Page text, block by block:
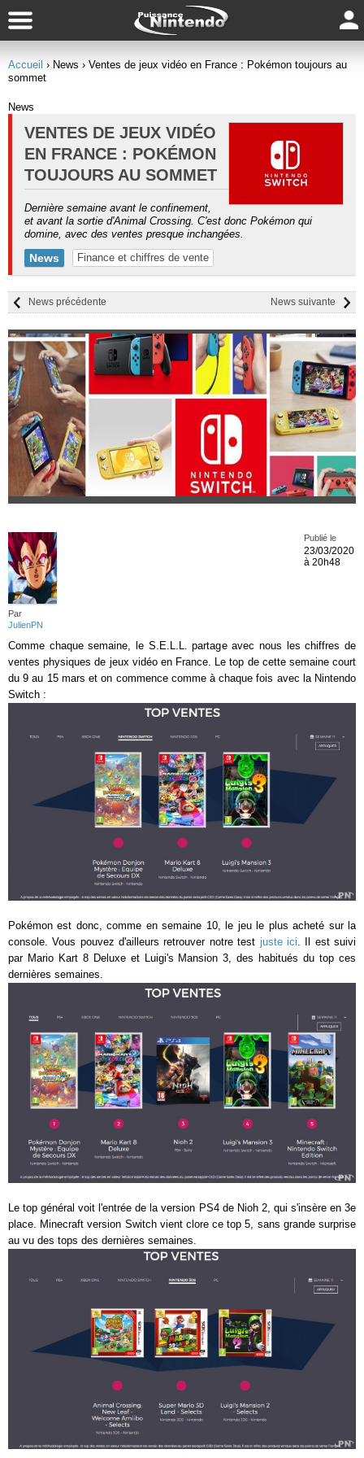
Accueil › News › Ventes de jeux vidéo en France : Pokémon toujours au
sommet
News
VENTES DE JEUX VIDÉO
EN FRANCE : POKÉMON
TOUJOURS AU SOMMET
Dernière semaine avant le confinement,
et avant la sortie d'Animal Crossing. C'est donc Pokémon qui
domine, avec des ventes presque inchangées.
News Finance et chiffres de vente
News suivante
News précédente
Par
JulienPN
Publié le
23/03/2020
à 20h48
Comme chaque semaine, le S.E.L.L. partage avec nous les chiffres de
ventes physiques de jeux vidéo en France. Le top de cette semaine court
du 9 au 15 mars et on commence comme à chaque fois avec la Nintendo
Switch :
Pokémon est donc, comme en semaine 10, le jeu le plus acheté sur la
console. Vous pouvez d'ailleurs retrouver notre test juste ici . Il est suivi
par Mario Kart 8 Deluxe et Luigi's Mansion 3, des habitués du top ces
dernières semaines.
Le top général voit l'entrée de la version PS4 de Nioh 2, qui s'insère en 3e
place. Minecraft version Switch vient clore ce top 5, sans grande surprise
au vu des tops des dernières semaines.